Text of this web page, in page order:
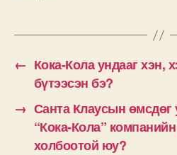
← Кока-Кола ундааг хэн,
бүтээсэн бэ?
→ Санта Клаусын өмсдөг
“Кока-Кола”
холбоотой юу?